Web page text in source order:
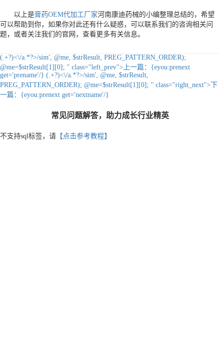
以上是膏药OEM代加工厂家河南康迪药械的小编整理总结的，希望
可以帮助到你，如果你对此还有什么疑惑，可以联系我们的咨询相关问
题，或者关注我们的官网，查看更多有关信息。
(.+?)<\/a.*?>/sim', @me, $strResult, PREG_PATTERN_ORDER);
@me=$strResult[1][0]; " class="left_prev"> 上一篇： {eyou:prenext
get='prename'/} (.+?)<\/a.*?>/sim', @me, $strResult,
PREG_PATTERN_ORDER); @me=$strResult[1][0]; " class="right_next"> 下
一篇： {eyou:prenext get='nextname'/}
常见问题解答，助力成长行业精英
不支持sql标签，请 【点击参考教程】